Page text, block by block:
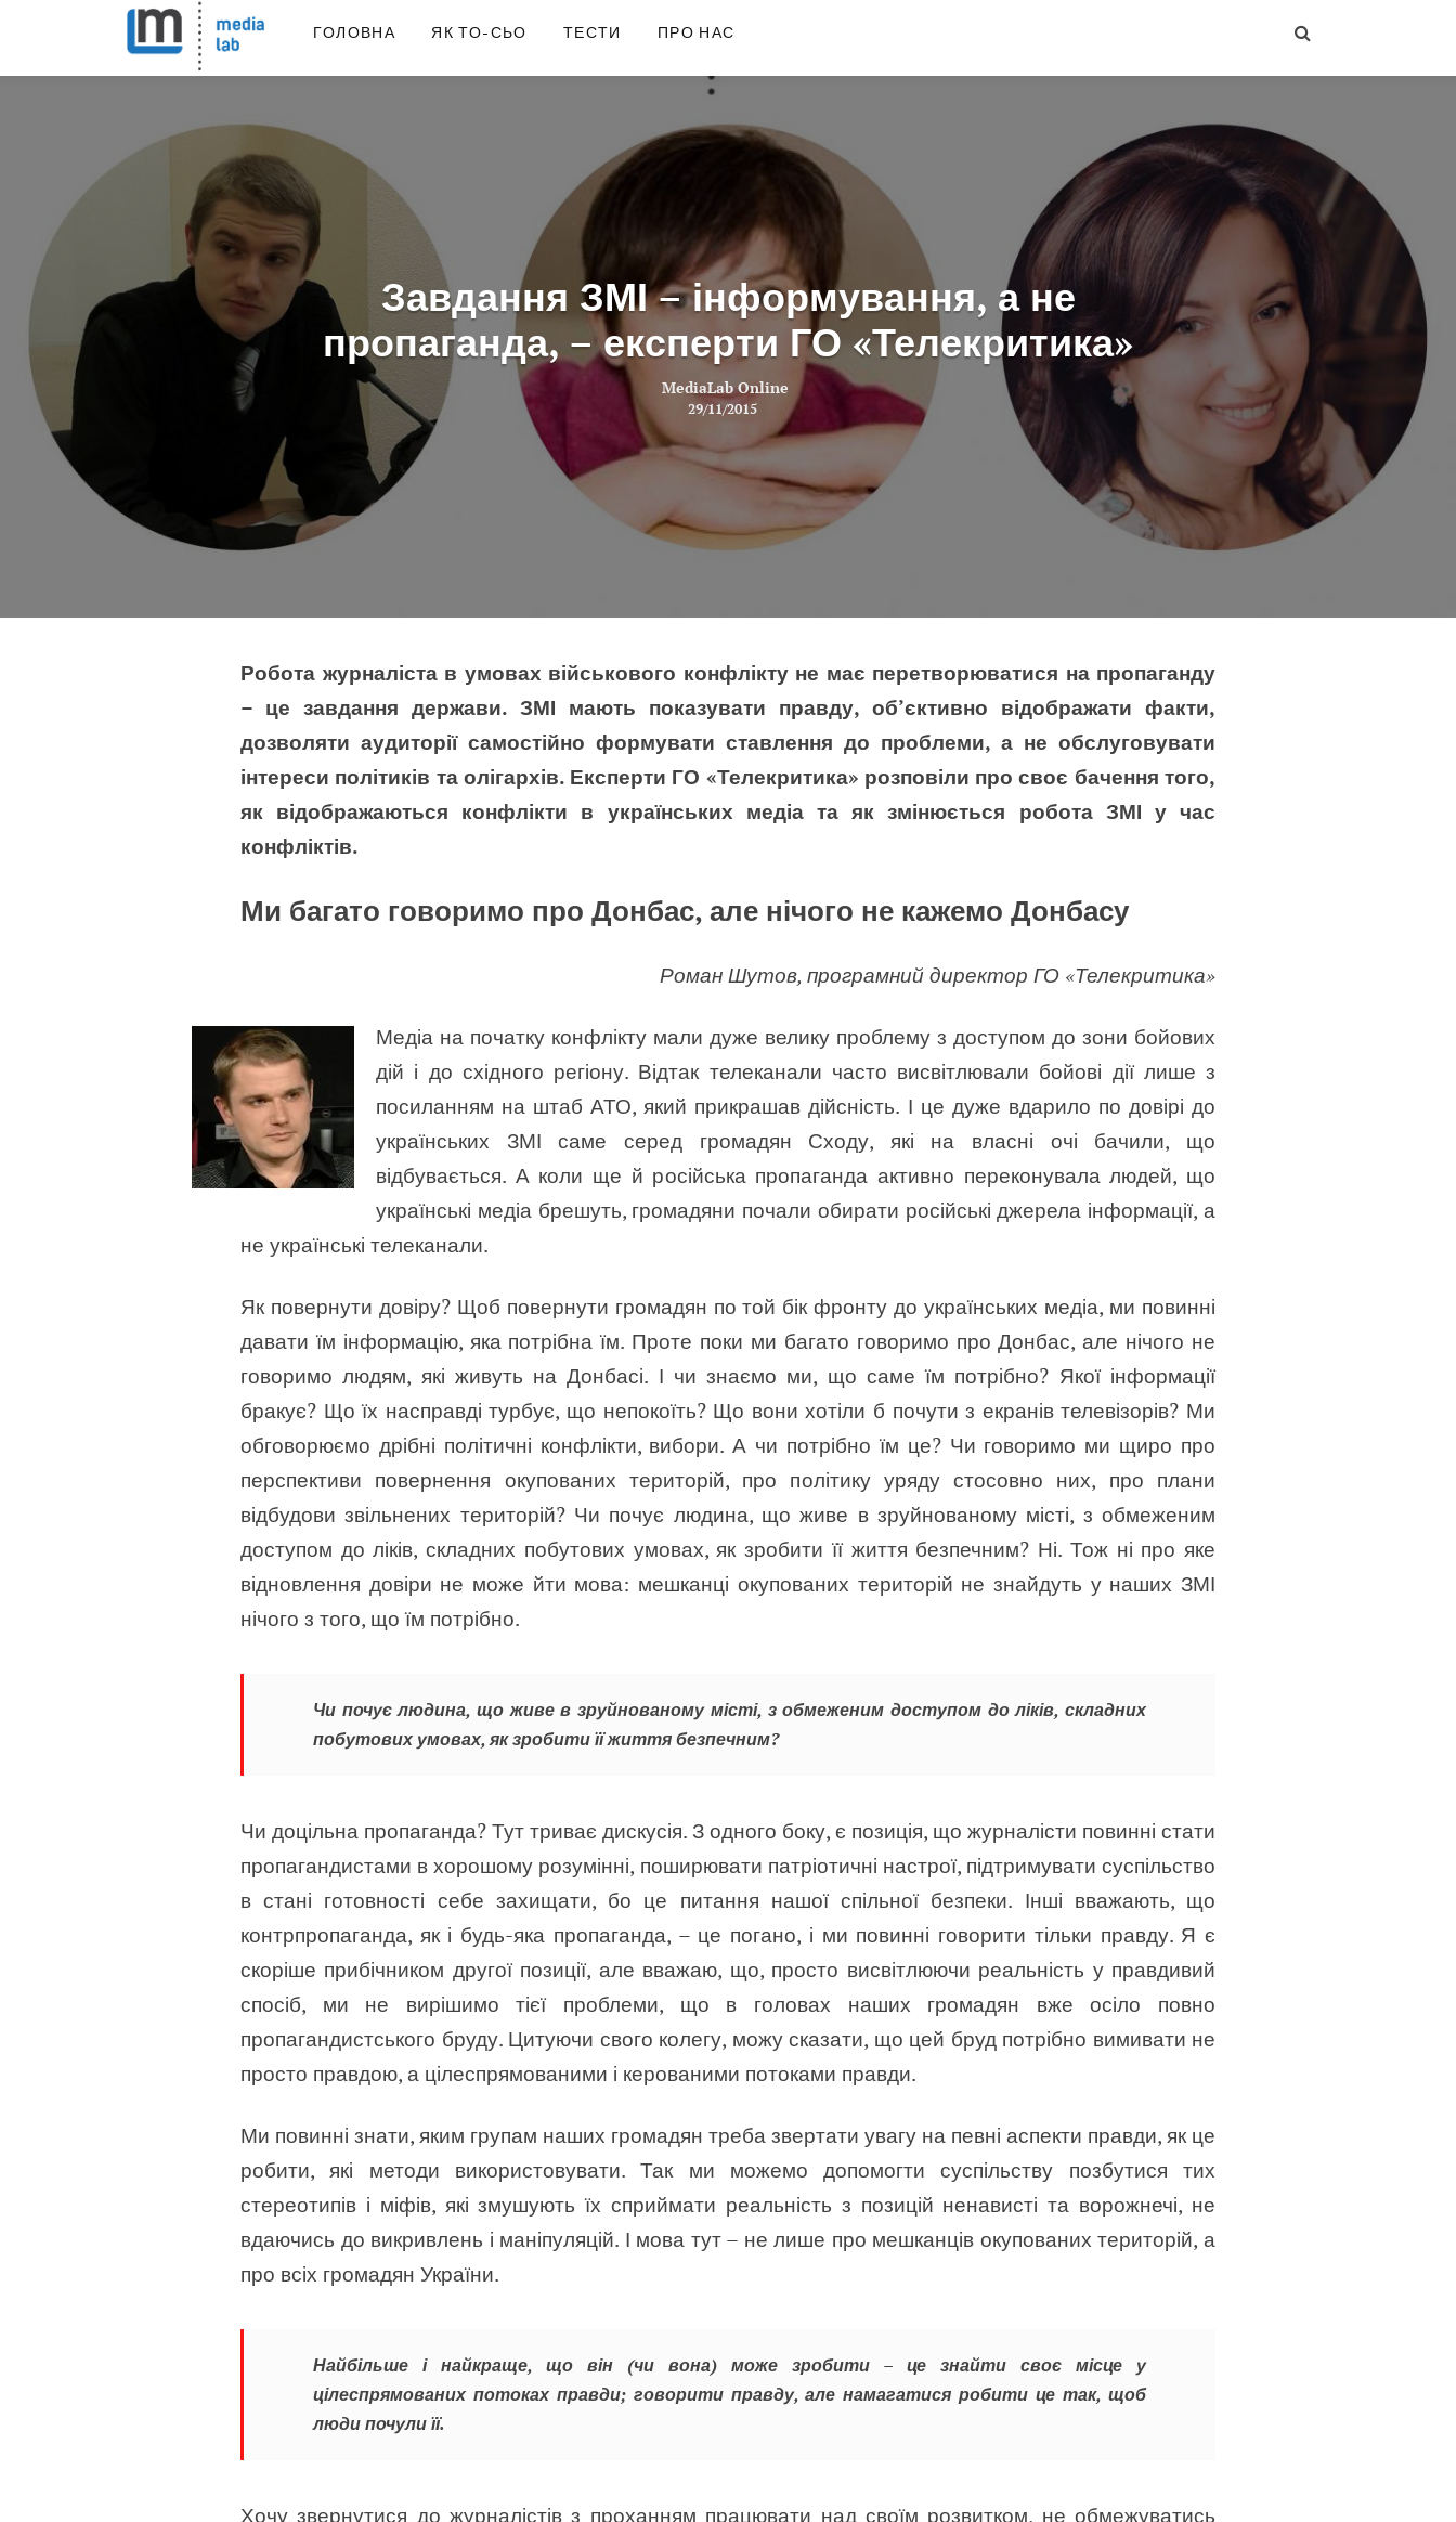
ГОЛОВНА ЯК ТО-СЬО ТЕСТИ ПРО НАС
Завдання ЗМІ – інформування, а не
пропаганда, – експерти ГО «Телекритика»
MediaLab Online
29/11/2015
Робота журналіста в умовах військового конфлікту не має перетворюватися на пропаганду
– це завдання держави. ЗМІ мають показувати правду, об’єктивно відображати факти,
дозволяти аудиторії самостійно формувати ставлення до проблеми, а не обслуговувати
інтереси політиків та олігархів. Експерти ГО «Телекритика» розповіли про своє бачення того,
як відображаються конфлікти в українських медіа та як змінюється робота ЗМІ у час
конфліктів.
Ми багато говоримо про Донбас, але нічого не кажемо Донбасу
Роман Шутов, програмний директор ГО «Телекритика»
Медіа на початку конфлікту мали дуже велику проблему з доступом до зони бойових
дій і до східного регіону. Відтак телеканали часто висвітлювали бойові дії лише з
посиланням на штаб АТО, який прикрашав дійсність. І це дуже вдарило по довірі до
українських ЗМІ саме серед громадян Сходу, які на власні очі бачили, що
відбувається. А коли ще й російська пропаганда активно переконувала людей, що
українські медіа брешуть, громадяни почали обирати російські джерела інформації, а
не українські телеканали.
Як повернути довіру? Щоб повернути громадян по той бік фронту до українських медіа, ми повинні
давати їм інформацію, яка потрібна їм. Проте поки ми багато говоримо про Донбас, але нічого не
говоримо людям, які живуть на Донбасі. І чи знаємо ми, що саме їм потрібно? Якої інформації
бракує? Що їх насправді турбує, що непокоїть? Що вони хотіли б почути з екранів телевізорів? Ми
обговорюємо дрібні політичні конфлікти, вибори. А чи потрібно їм це? Чи говоримо ми щиро про
перспективи повернення окупованих територій, про політику уряду стосовно них, про плани
відбудови звільнених територій? Чи почує людина, що живе в зруйнованому місті, з обмеженим
доступом до ліків, складних побутових умовах, як зробити її життя безпечним? Ні. Тож ні про яке
відновлення довіри не може йти мова: мешканці окупованих територій не знайдуть у наших ЗМІ
нічого з того, що їм потрібно.
Чи почує людина, що живе в зруйнованому місті, з обмеженим доступом до ліків, складних
побутових умовах, як зробити її життя безпечним?
Чи доцільна пропаганда? Тут триває дискусія. З одного боку, є позиція, що журналісти повинні стати
пропагандистами в хорошому розумінні, поширювати патріотичні настрої, підтримувати суспільство
в стані готовності себе захищати, бо це питання нашої спільної безпеки. Інші вважають, що
контрпропаганда, як і будь-яка пропаганда, – це погано, і ми повинні говорити тільки правду. Я є
скоріше прибічником другої позиції, але вважаю, що, просто висвітлюючи реальність у правдивий
спосіб, ми не вирішимо тієї проблеми, що в головах наших громадян вже осіло повно
пропагандистського бруду. Цитуючи свого колегу, можу сказати, що цей бруд потрібно вимивати не
просто правдою, а цілеспрямованими і керованими потоками правди.
Ми повинні знати, яким групам наших громадян треба звертати увагу на певні аспекти правди, як це
робити, які методи використовувати. Так ми можемо допомогти суспільству позбутися тих
стереотипів і міфів, які змушують їх сприймати реальність з позицій ненависті та ворожнечі, не
вдаючись до викривлень і маніпуляцій. І мова тут – не лише про мешканців окупованих територій, а
про всіх громадян України.
Найбільше і найкраще, що він (чи вона) може зробити – це знайти своє місце у
цілеспрямованих потоках правди; говорити правду, але намагатися робити це так, щоб
люди почули її.
Хочу звернутися до журналістів з проханням працювати над своїм розвитком, не обмежуватись